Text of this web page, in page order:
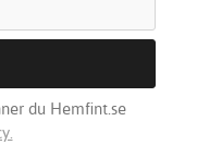
du Hemfint.se